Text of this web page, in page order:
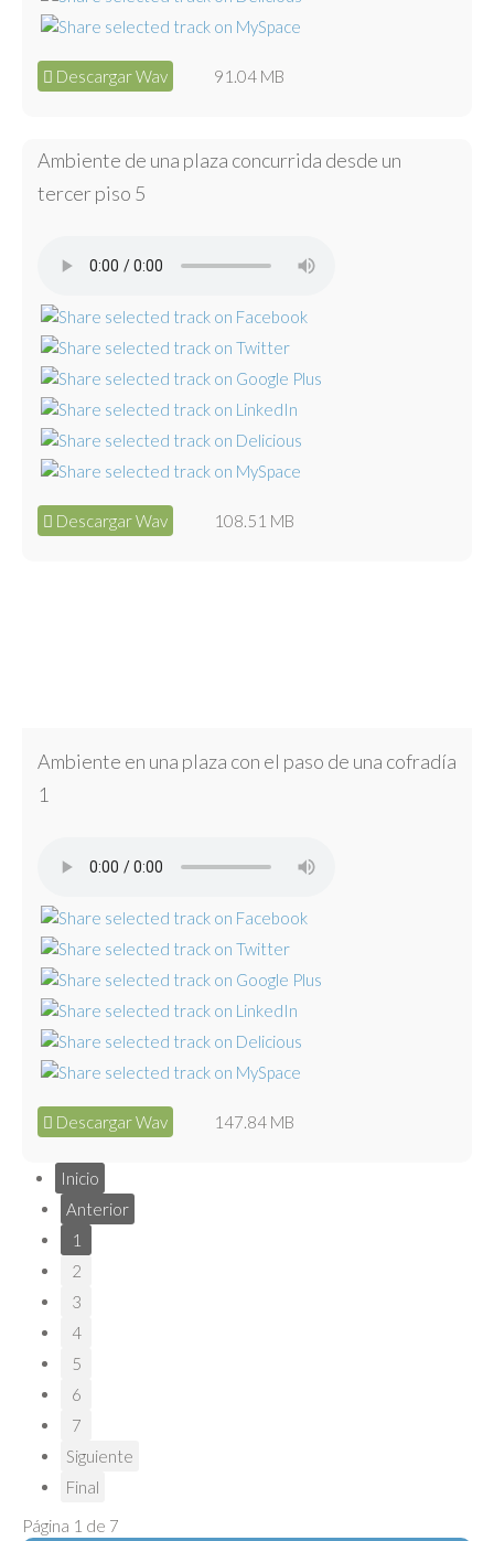
Descargar Wav 91.04 MB
Ambiente de una plaza concurrida desde un
tercer piso 5
Descargar Wav 108.51 MB
Ambiente en una plaza con el paso de una cofradía
1
Descargar Wav 147.84 MB
Inicio
Anterior
1
2
3
4
5
6
7
Siguiente
Final
Página 1 de 7